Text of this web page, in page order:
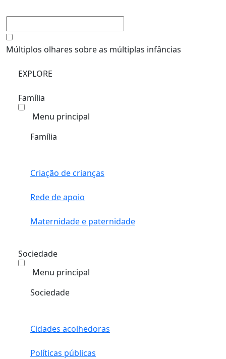
Múltiplos olhares sobre as múltiplas infâncias
EXPLORE
Família
Menu principal
Família
Criação de crianças
Rede de apoio
Maternidade e paternidade
Sociedade
Menu principal
Sociedade
Cidades acolhedoras
Políticas públicas